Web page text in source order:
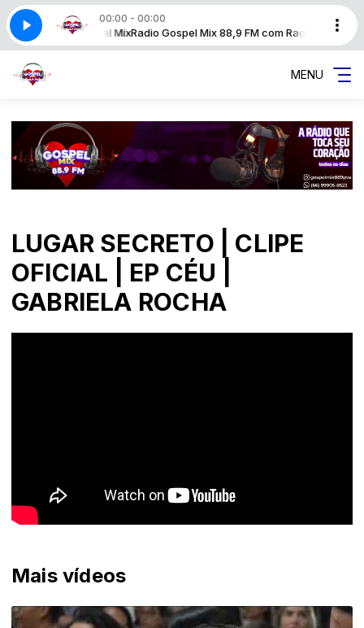
00:00 - 00:00
com Radio Gospel MixRadio Gospel Mix 88,9 FM com Radio Gospel Mix
MENU
LUGAR SECRETO | CLIPE
OFICIAL | EP CÉU |
GABRIELA ROCHA
Mais vídeos